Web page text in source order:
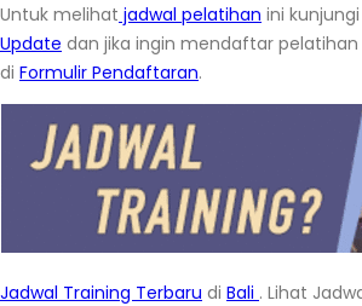
Untuk melihat jadwal pelatihan ini kunjungi
Update dan jika ingin mendaftar pelatihan
di Formulir Pendaftaran.
Jadwal Training Terbaru di Bali . Lihat